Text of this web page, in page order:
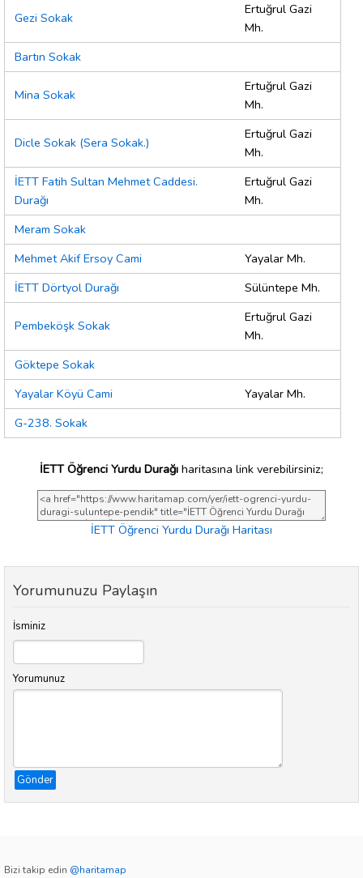
Gezi Sokak
Ertuğrul Gazi
Mh.
Bartın Sokak
Mina Sokak
Ertuğrul Gazi
Mh.
Dicle Sokak (Sera Sokak.)
Ertuğrul Gazi
Mh.
İETT Fatih Sultan Mehmet Caddesi.
Durağı
Ertuğrul Gazi
Mh.
Meram Sokak
Mehmet Akif Ersoy Cami
Yayalar Mh.
İETT Dörtyol Durağı
Sülüntepe Mh.
Pembeköşk Sokak
Ertuğrul Gazi
Mh.
Göktepe Sokak
Yayalar Köyü Cami
Yayalar Mh.
G-238. Sokak
İETT Öğrenci Yurdu Durağı haritasına link verebilirsiniz;
İETT Öğrenci Yurdu Durağı Haritası
Yorumunuzu Paylaşın
İsminiz
Yorumunuz
Gönder
Bizi takip edin @haritamap